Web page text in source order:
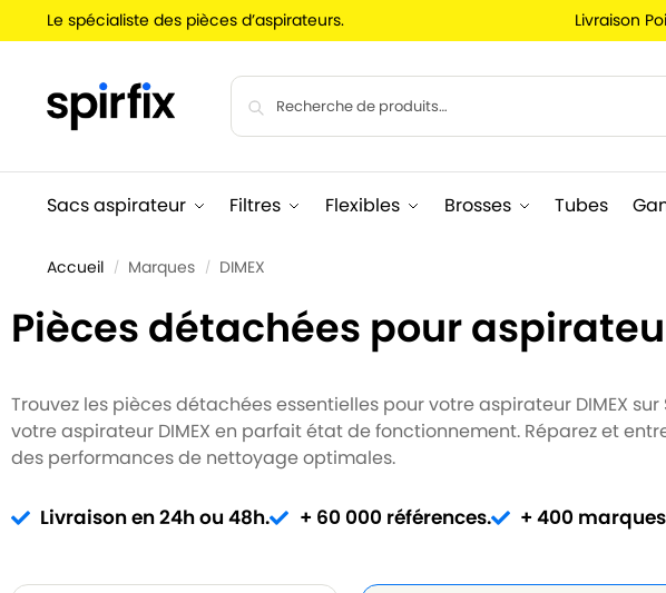
Le spécialiste des pièces d’aspirateurs. Livraison
Sacs aspirateur Filtres Flexibles Brosses Tubes
Accueil / Marques / DIMEX
Pièces détachées pour
Trouvez les pièces détachées essentielles pour votre aspirateur DIMEX
votre aspirateur DIMEX en parfait état de fonctionnement. Réparez et
des performances de nettoyage optimales.
Livraison en 24h ou 48h. + 60 000 références. + 400